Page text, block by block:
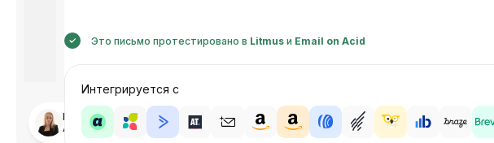
Разработано
Анастасия
Это письмо протестировано в Litmusи Email on Acid
Интегрируется с